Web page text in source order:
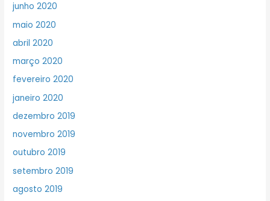
junho 2020
maio 2020
abril 2020
março 2020
fevereiro 2020
janeiro 2020
dezembro 2019
novembro 2019
outubro 2019
setembro 2019
agosto 2019